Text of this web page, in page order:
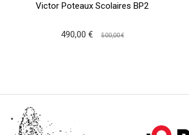
Victor Poteaux Scolaires BP2
490,00 € 500,00 €